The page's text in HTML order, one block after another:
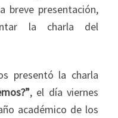
breve presentación,
la charla del
presentó la charla
, el día viernes
académico de los